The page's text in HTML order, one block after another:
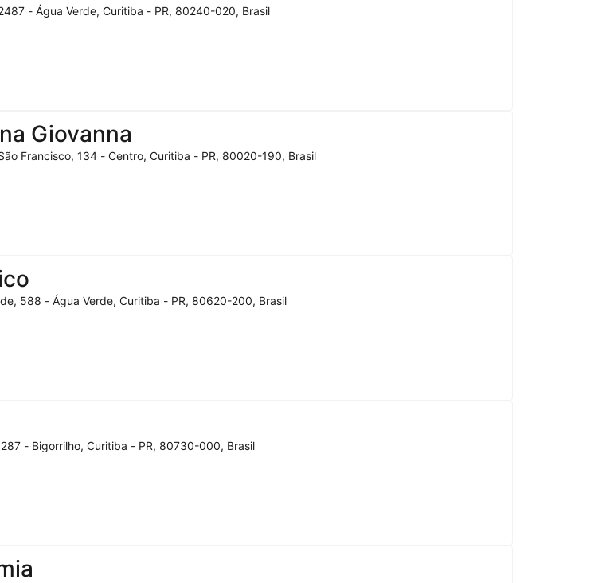
- Água Verde, Curitiba - PR, 80240-020, Brasil
Giovanna
Francisco, 134 - Centro, Curitiba - PR, 80020-190, Brasil
588 - Água Verde, Curitiba - PR, 80620-200, Brasil
- Bigorrilho, Curitiba - PR, 80730-000, Brasil